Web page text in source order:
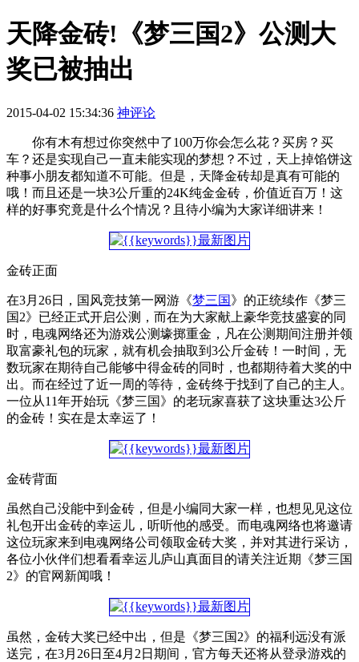
天降金砖!《梦三国2》公测大
奖已被抽出
2015-04-02 15:34:36 神评论
你有木有想过你突然中了100万你会怎么花？买房？买
车？还是实现自己一直未能实现的梦想？不过，天上掉馅饼这
种事小朋友都知道不可能。但是，天降金砖却是真有可能的
哦！而且还是一块3公斤重的24K纯金金砖，价值近百万！这
样的好事究竟是什么个情况？且待小编为大家详细讲来！
金砖正面
在3月26日，国风竞技第一网游《梦三国》的正统续作《梦三
国2》已经正式开启公测，而在为大家献上豪华竞技盛宴的同
时，电魂网络还为游戏公测壕掷重金，凡在公测期间注册并领
取富豪礼包的玩家，就有机会抽取到3公斤金砖！一时间，无
数玩家在期待自己能够中得金砖的同时，也都期待着大奖的中
出。而在经过了近一周的等待，金砖终于找到了自己的主人。
一位从11年开始玩《梦三国》的老玩家喜获了这块重达3公斤
的金砖！实在是太幸运了！
金砖背面
虽然自己没能中到金砖，但是小编同大家一样，也想见见这位
礼包开出金砖的幸运儿，听听他的感受。而电魂网络也将邀请
这位玩家来到电魂网络公司领取金砖大奖，并对其进行采访，
各位小伙伴们想看看幸运儿庐山真面目的请关注近期《梦三国
2》的官网新闻哦！
虽然，金砖大奖已经中出，但是《梦三国2》的福利远没有派
送完，在3月26日至4月2日期间，官方每天还将从登录游戏的